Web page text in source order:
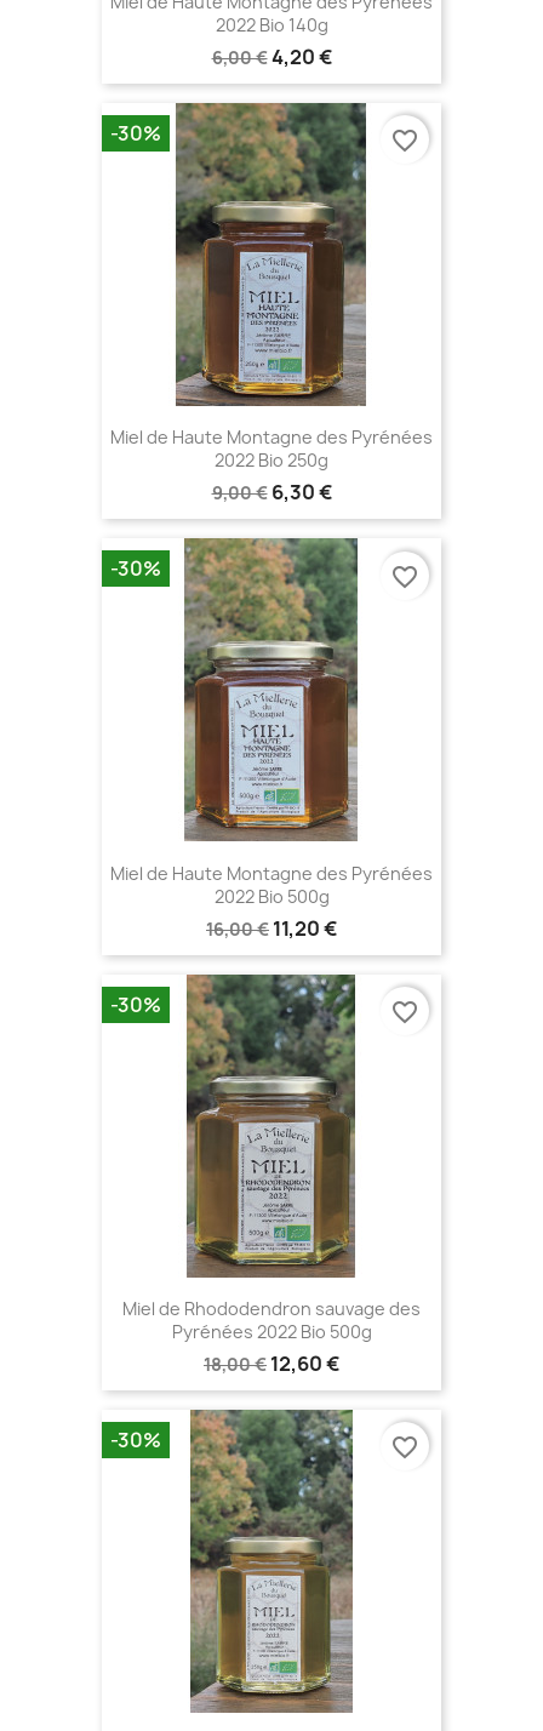
2022 Bio 140g
6,00 €4,20 €
Miel de Haute Montagne des Pyrénées
2022 Bio 250g
9,00 € 6,30 €
-30% favorite_border
Miel de Haute Montagne des Pyrénées
2022 Bio 500g
16,00 € 11,20 €
-30% favorite_border
Miel de Rhododendron sauvage des
Pyrénées 2022 Bio 500g
18,00 € 12,60 €
-30% favorite_border
-30% favorite_border